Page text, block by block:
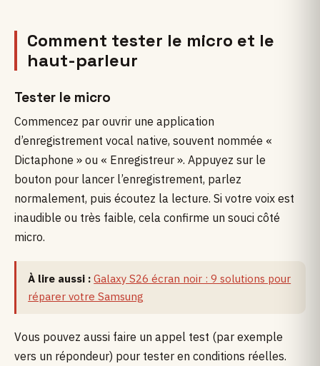
Comment tester le micro et le
haut-parleur
Tester le micro
Commencez par ouvrir une application
d’enregistrement vocal native, souvent nommée «
Dictaphone » ou « Enregistreur ». Appuyez sur le
bouton pour lancer l’enregistrement, parlez
normalement, puis écoutez la lecture. Si votre voix est
inaudible ou très faible, cela confirme un souci côté
micro.
À lire aussi : Galaxy S26 écran noir : 9 solutions pour
réparer votre Samsung
Vous pouvez aussi faire un appel test (par exemple
vers un répondeur) pour tester en conditions réelles.